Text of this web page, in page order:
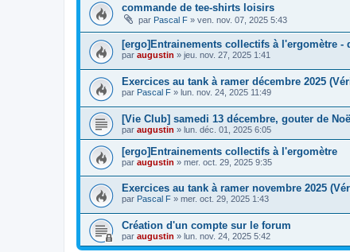
commande de tee-shirts loisirs
par Pascal F » ven. nov. 07, 2025 5:43
[ergo]Entrainements collectifs à l'ergomètre -
par augustin » jeu. nov. 27, 2025 1:41
Exercices au tank à ramer décembre 2025
par Pascal F » lun. nov. 24, 2025 11:49
[Vie Club] samedi 13 décembre, gouter de
par augustin » lun. déc. 01, 2025 6:05
[ergo]Entrainements collectifs à l'ergomètre
par augustin » mer. oct. 29, 2025 9:35
Exercices au tank à ramer novembre 2025
par Pascal F » mer. oct. 29, 2025 1:43
Création d'un compte sur le forum
par augustin » lun. nov. 24, 2025 5:42